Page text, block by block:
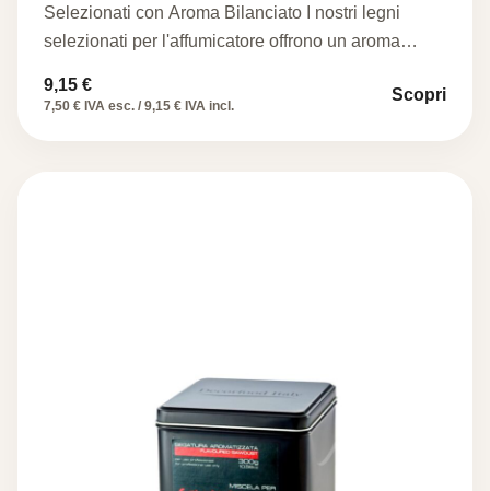
Selezionati con Aroma Bilanciato I nostri legni
selezionati per l'affumicatore offrono un aroma
9,15 €
7,50 € IVA esc. / 9,15 € IVA incl.
Scopri